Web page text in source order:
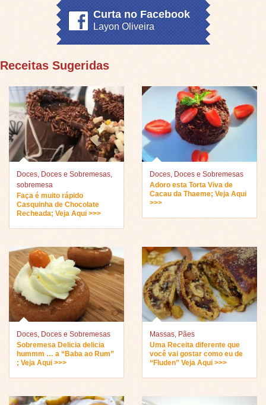
Curta no Facebook
Layon Oliveira
Receitas Sugeridas
Doces Doces e Sobremesas
sobremesa
Faça é muito rápido
Casquinha de Chocolate
Recheada; Veja Aqui >>>
Doces Doces e Sobremesas
Adoro esta Torta Viva de
Cacau da Thaeme; Veja Aqui
>>>
Doces, Doces e Sobremesas
Sobremesa Delicia delicia
hummm … a “Baba ao Rum”
; Veja Aqui >>>
Massas, Pães
Uma Receita diferente que
você vai gostar como eu de
“Fluden” Veja Aqui >>>